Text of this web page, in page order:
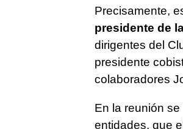
Precisamente,
presidente de
dirigentes del
presidente
colaboradores
En la reunión
entidades, que